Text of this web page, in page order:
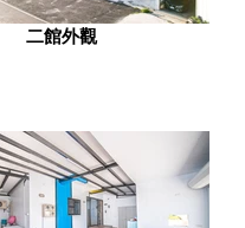
二館外觀